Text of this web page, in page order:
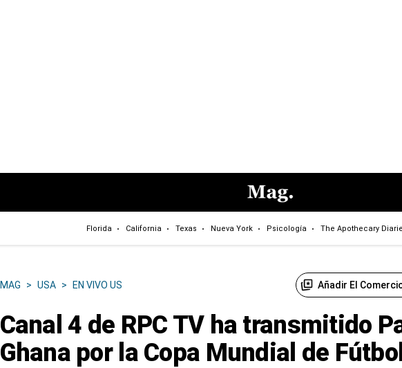
Florida California Texas Nueva York Psicología The Apothecary
MAG > USA > EN VIVO US Añadir El
Canal 4 de RPC TV ha transmitido
Ghana por la Copa Mundial de